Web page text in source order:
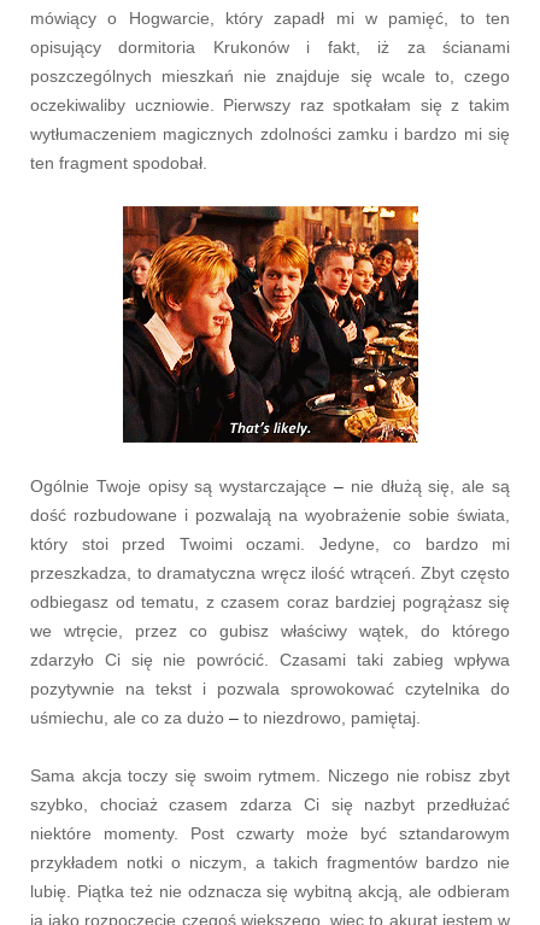
mówiący o Hogwarcie, który zapadł mi w pamięć, to ten
opisujący dormitoria Krukonów i fakt, iż za ścianami
poszczególnych mieszkań nie znajduje się wcale to, czego
oczekiwaliby uczniowie. Pierwszy raz spotkałam się z takim
wytłumaczeniem magicznych zdolności zamku i bardzo mi się
ten fragment spodobał.
Ogólnie Twoje opisy są wystarczające – nie dłużą się, ale są
dość rozbudowane i pozwalają na wyobrażenie sobie świata,
który stoi przed Twoimi oczami. Jedyne, co bardzo mi
przeszkadza, to dramatyczna wręcz ilość wtrąceń. Zbyt często
odbiegasz od tematu, z czasem coraz bardziej pogrążasz się
we wtręcie, przez co gubisz właściwy wątek, do którego
zdarzyło Ci się nie powrócić. Czasami taki zabieg wpływa
pozytywnie na tekst i pozwala sprowokować czytelnika do
uśmiechu, ale co za dużo – to niezdrowo, pamiętaj.
Sama akcja toczy się swoim rytmem. Niczego nie robisz zbyt
szybko, chociaż czasem zdarza Ci się nazbyt przedłużać
niektóre momenty. Post czwarty może być sztandarowym
przykładem notki o niczym, a takich fragmentów bardzo nie
lubię. Piątka też nie odznacza się wybitną akcją, ale odbieram
ją jako rozpoczęcie czegoś większego, więc to akurat jestem w